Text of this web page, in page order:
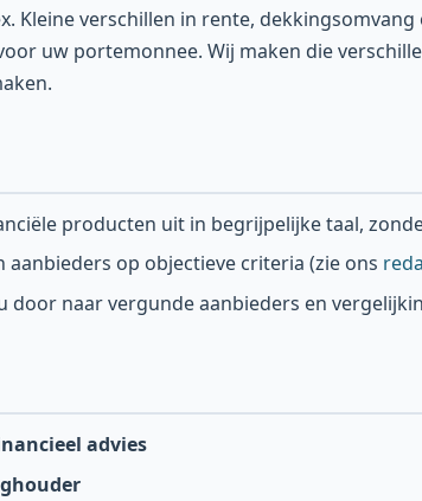
Kleine verschillen in rente,
uw portemonnee. Wij maken die
producten uit in begrijpelijke taal,
op objectieve criteria (zie ons
door naar vergunde aanbieders en
advies